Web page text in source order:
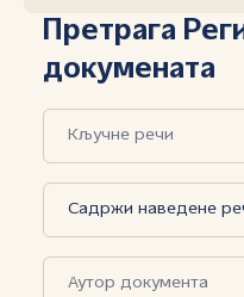
Претрага
докумената